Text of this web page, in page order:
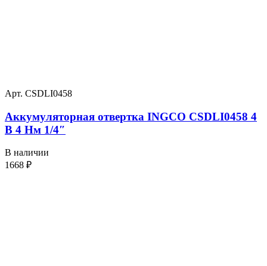
Арт. CSDLI0458
Аккумуляторная отвертка INGCO CSDLI0458 4
В 4 Нм 1/4″
В наличии
1668 ₽